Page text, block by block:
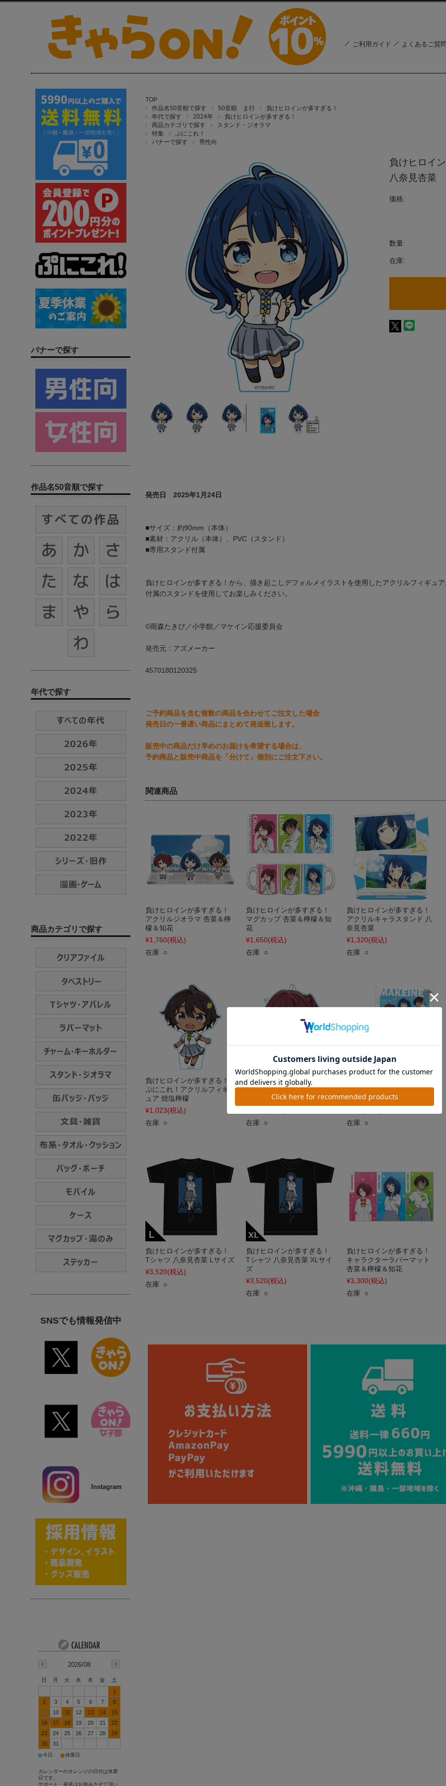
ご利用ガイド よくあるご質
TOP
作品名50音順で探す
50音順 ま行
負けヒロインが多すぎる！
年代で探す
2024年
負けヒロインが多すぎる！
商品カテゴリで探す
スタンド・ジオラマ
特集
ぷにこれ！
バナーで探す
男性向
負けヒロイ
八奈見杏菜
価格:
数量:
在庫:
発売日 2025年1月24日
■サイズ：約90mm（本体）
■素材：アクリル（本体）、PVC（スタンド）
■専用スタンド付属
負けヒロインが多すぎる！から、描き起こしデフォルメイラストを使用したアクリルフィギュ
付属のスタンドを使用してお楽しみください。
©雨森たきび／小学館／マケイン応援委員会
発売元：アズメーカー
4570180120325
ご予約商品を含む複数の商品を合わせてご注文した場合
発売日の一番遅い商品にまとめて発送致します。
販売中の商品だけ早めのお届けを希望する場合は、
予約商品と販売中商品を「分けて」個別にご注文下さい。
関連商品
負けヒロインが多すぎる！
アクリルジオラマ 杏菜＆檸
檬＆知花
¥1,760(税込)
在庫 ○
負けヒロインが多すぎる！
マグカップ 杏菜＆檸檬＆知
花
¥1,650(税込)
在庫 ○
負けヒロインが多すぎる！
アクリルキャラスタンド 八
奈見杏菜
¥1,320(税込)
在庫 ○
負けヒロインが多すぎる！
ぷにこれ！アクリルフィギ
ュア 焼塩檸檬
¥1,023(税込)
在庫 ○
負けヒロインが多すぎる！
ぷにこれ！アクリルフィギ
ュア 小鞠知花
在庫 ○
クリアファイル 杏菜＆檸檬
＆知花
在庫 ○
負けヒロインが多すぎる！
Tシャツ 八奈見杏菜 Lサイズ
¥3,520(税込)
在庫 ○
負けヒロインが多すぎる！
Tシャツ 八奈見杏菜 XLサイ
ズ
¥3,520(税込)
在庫 ○
負けヒロインが多すぎる！
キャラクターラバーマット
杏菜＆檸檬＆知花
¥3,300(税込)
在庫 ○
バナーで探す
作品名50音順で探す
年代で探す
商品カテゴリで探す
SNSでも情報発信中
Instagram
2026/08
日 月 火 水 木 金
土
1
2
3 4 5 6 7
8
9
10 11 12 13 14
15
16
17 18 19 20 21
22
23
24 25 26 27 28
29
30
31
■今日 ■休業日
カレンダーのオレンジの日付は休業
日です。
サポート・発送はお休みさせて頂い